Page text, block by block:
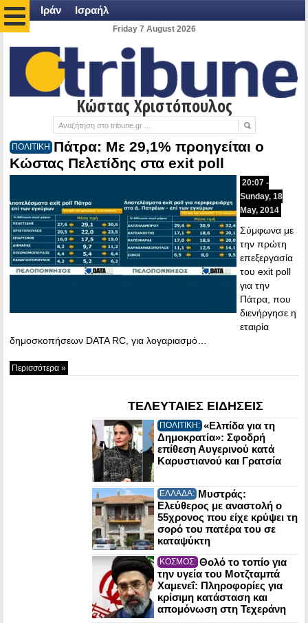
Ιράν Ισραήλ
Friday 7 August 2026
Κώστας Χριστόπουλος
ΠΟΛΙΤΙΚΗ Πάτρα: Με 29,1% προηγείται ο
Κώστας Πελετίδης στα exit poll
20:07 -
Sunday, 18
May, 2014
Σύμφωνα με
την πρώτη
επεξεργασία
του exit poll
για την
Πάτρα, που
διενήργησε η
εταιρία
δημοσκοπήσεων DATA RC, για λογαριασμό…
Περισσότερα »
ΤΕΛΕΥΤΑΙΕΣ ΕΙΔΗΣΕΙΣ
ΠΟΛΙΤΙΚΗ: «Ελπίδα για τη
Δημοκρατία»: Σφοδρή
επίθεση Αυγερινού κατά
Καρυστιανού και Γρατσία
ΕΛΛΑΔΑ: Μυστράς:
Ελεύθερος με αναστολή ο
55χρονος που είχε κρύψει τη
σορό του πατέρα του σε
καταψύκτη
ΚΟΣΜΟΣ: Θολό το τοπίο για
την υγεία του Μοτζταμπά
Χαμενεΐ: Πληροφορίες για
κρίσιμη κατάσταση και
απομόνωση στη Τεχεράνη